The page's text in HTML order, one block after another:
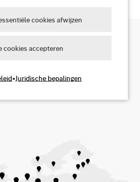
cookies afwijzen
cookies accepteren
•Juridische bepalingen